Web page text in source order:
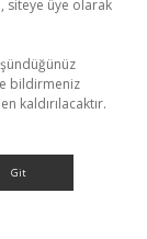
siteye üye olarak
bildirmeniz
kaldırılacaktır.